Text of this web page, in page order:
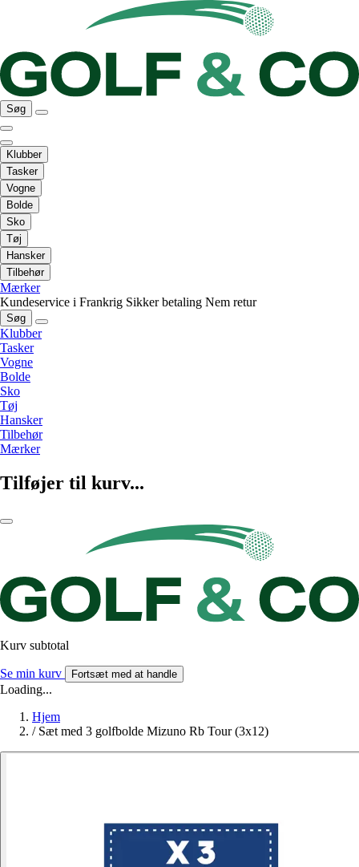
Søg
Klubber
Tasker
Vogne
Bolde
Sko
Tøj
Hansker
Tilbehør
Mærker
Kundeservice i Frankrig Sikker betaling Nem retur
Søg
Klubber
Tasker
Vogne
Bolde
Sko
Tøj
Hansker
Tilbehør
Mærker
Tilføjer til kurv...
Kurv subtotal
Se min kurv Fortsæt med at handle
Loading...
Hjem
/ Sæt med 3 golfbolde Mizuno Rb Tour (3x12)